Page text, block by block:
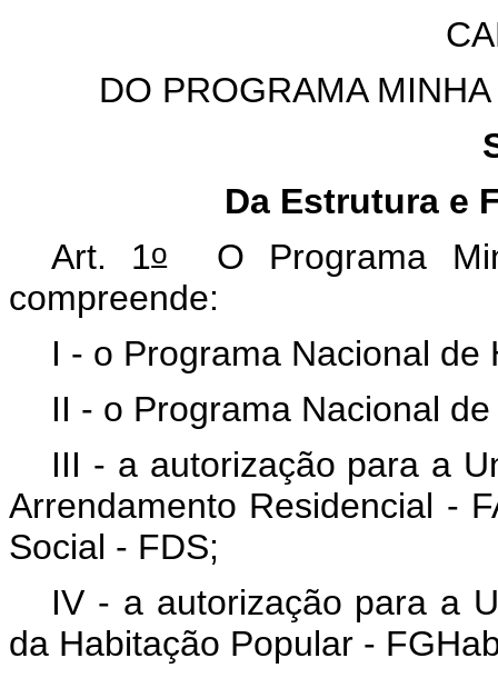
DO PROGRAMA
Da Estrutura e
Art. 1oO Programa
compreende:
I - o Programa Nacional
II - o Programa Nacional
III - a autorização para a
Arrendamento Residencial -
Social - FDS;
IV - a autorização para a
da Habitação Popular -